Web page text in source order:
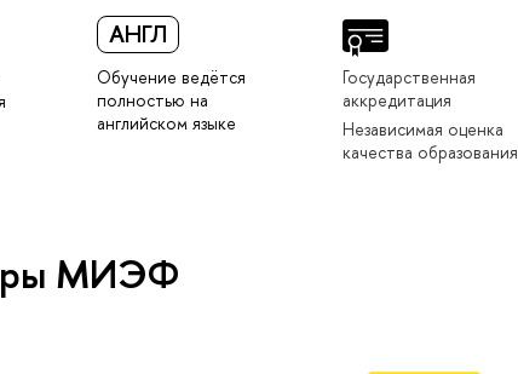
АНГЛ
Обучение ведётся
полностью на
английском языке
Государственная
аккредитация
Независимая оценка
качества образования
МИЭФ